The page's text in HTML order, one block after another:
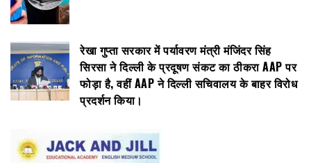
रेखा गुप्ता सरकार में पर्यावरण मंत्री मंजिंदर सिंह
सिरसा ने दिल्ली के प्रदूषण संकट का ठीकरा AAP पर
फोड़ा है, वहीं AAP ने दिल्ली सचिवालय के बाहर विरोध
प्रदर्शन किया।